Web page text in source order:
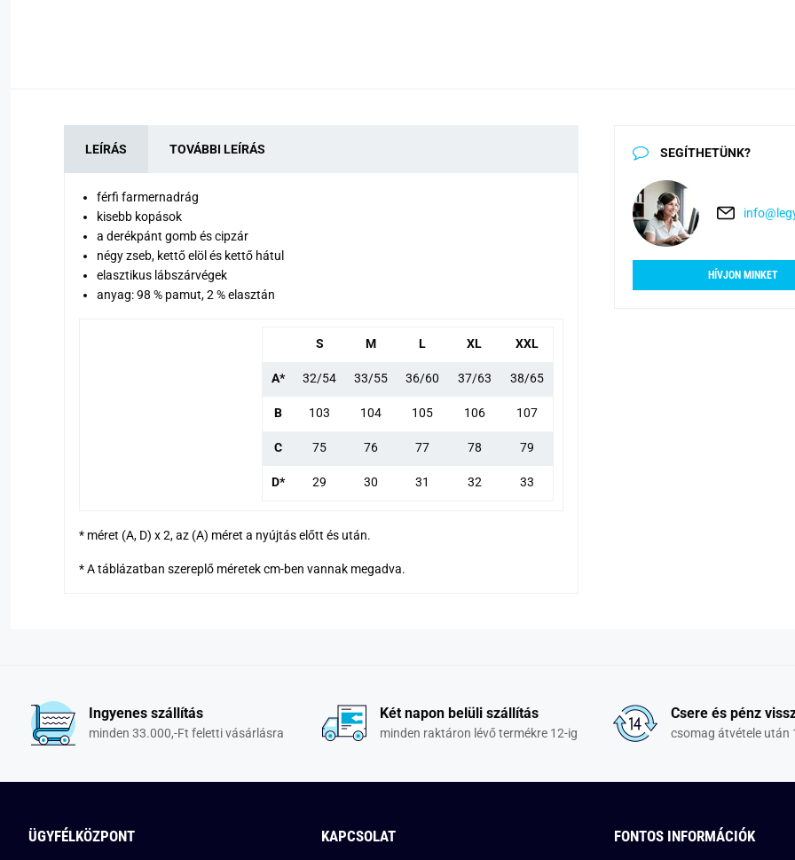
LEÍRÁS TOVÁBBI LEÍRÁS
férfi farmernadrág
kisebb kopások
a derékpánt gomb és cipzár
négy zseb, kettő elöl és kettő hátul
elasztikus lábszárvégek
anyag: 98 % pamut, 2 % elasztán
S M L XL XXL
A* 32/54 33/55 36/60 37/63 38/65
B 103 104 105 106 107
C 75 76 77 78 79
D* 29 30 31 32 33
* méret (A, D) x 2, az (A) méret a nyújtás előtt és után.
* A táblázatban szereplő méretek cm-ben vannak megadva.
SEGÍTHETÜNK?
HÍVJON MINKET
Ingyenes szállítás
minden 33.000,-Ft feletti vásárlásra
Két napon belüli szállítás
minden raktáron lévő termékre 12-ig
Csere és pénz
csomag átvétele után
ÜGYFÉLKÖZPONT KAPCSOLAT FONTOS INFORMÁCIÓK